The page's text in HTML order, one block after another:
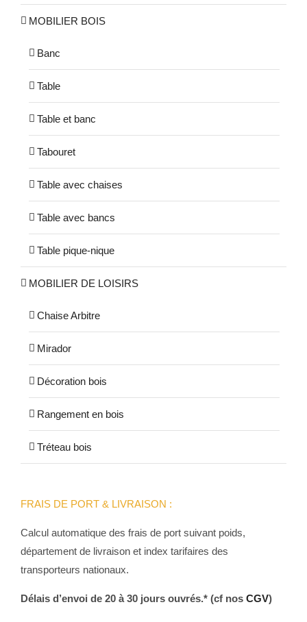
MOBILIER BOIS
Banc
Table
Table et banc
Tabouret
Table avec chaises
Table avec bancs
Table pique-nique
MOBILIER DE LOISIRS
Chaise Arbitre
Mirador
Décoration bois
Rangement en bois
Tréteau bois
FRAIS DE PORT & LIVRAISON :
Calcul automatique des frais de port suivant poids,
département de livraison et index tarifaires des
transporteurs nationaux.
Délais d’envoi de 20 à 30 jours ouvrés.* (cf nos CGV)